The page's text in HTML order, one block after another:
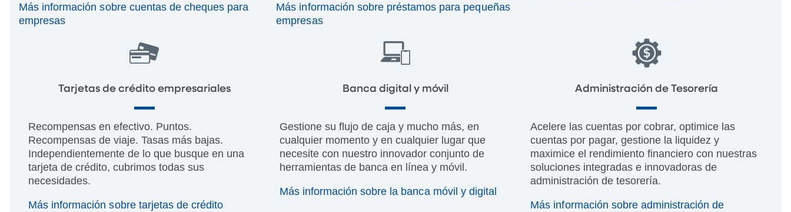
Más información sobre cuentas de cheques para
empresas
Más información sobre préstamos para pequeñas
empresas
Tarjetas de crédito empresariales
Recompensas en efectivo. Puntos.
Recompensas de viaje. Tasas más bajas.
Independientemente de lo que busque en una
tarjeta de crédito, cubrimos todas sus
necesidades.
Más información sobre tarjetas de crédito
Banca digital y móvil
Gestione su flujo de caja y mucho más, en
cualquier momento y en cualquier lugar que
necesite con nuestro innovador conjunto de
herramientas de banca en línea y móvil.
Más información sobre la banca móvil y digital
Administración de Tesorería
Acelere las cuentas por cobrar, optimice las
cuentas por pagar, gestione la liquidez y
maximice el rendimiento financiero con nuestras
soluciones integradas e innovadoras de
administración de tesorería.
Más información sobre administración de